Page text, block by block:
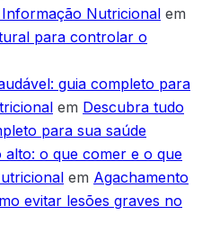
Nutricional em
para controlar o
guia completo para
em Descubra tudo
para sua saúde
alto: o que comer e o que
em Agachamento
evitar lesões graves no